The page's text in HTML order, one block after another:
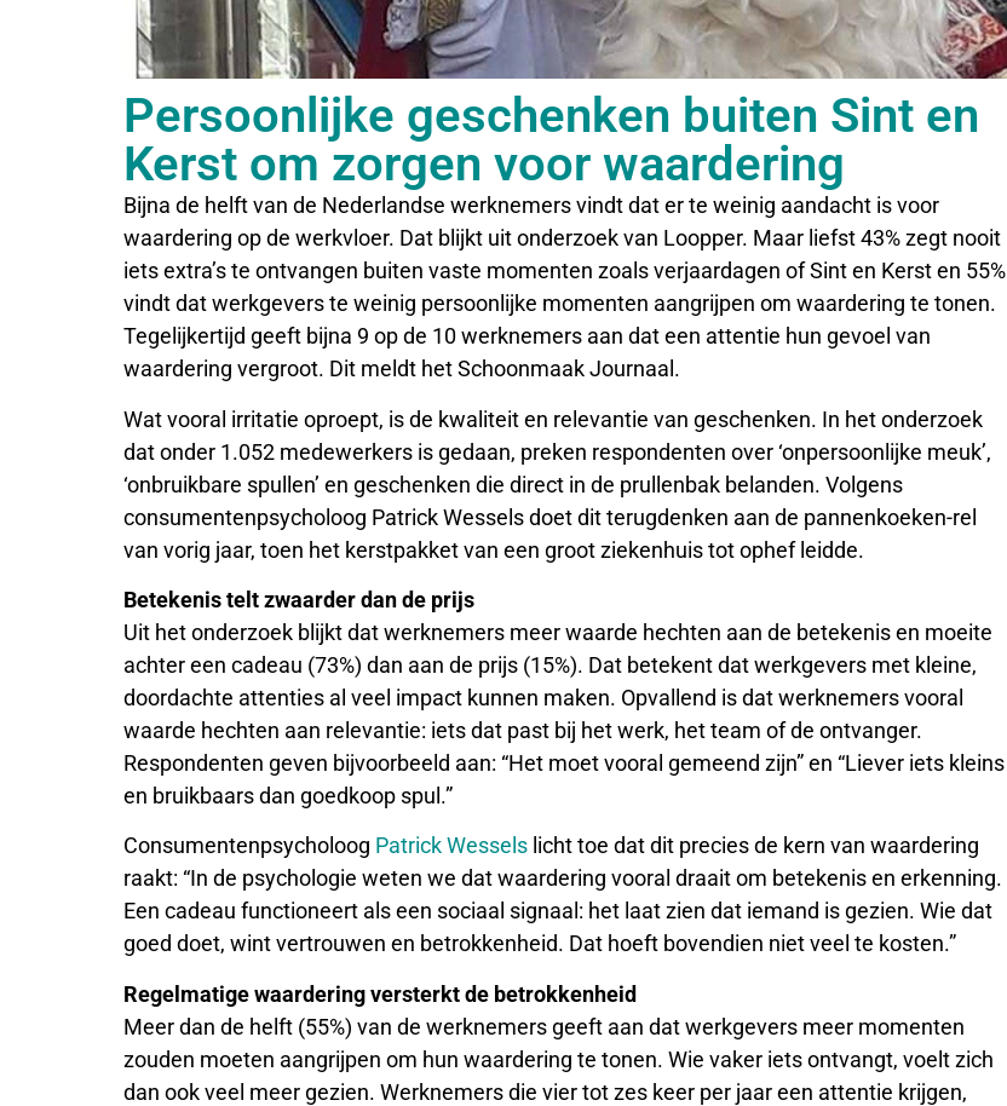
Persoonlijke geschenken buiten Sint en
Kerst om zorgen voor waardering
Bijna de helft van de Nederlandse werknemers vindt dat er te weinig aandacht is voor
waardering op de werkvloer. Dat blijkt uit onderzoek van Loopper. Maar liefst 43% zegt nooit
iets extra’s te ontvangen buiten vaste momenten zoals verjaardagen of Sint en Kerst en 55%
vindt dat werkgevers te weinig persoonlijke momenten aangrijpen om waardering te tonen.
Tegelijkertijd geeft bijna 9 op de 10 werknemers aan dat een attentie hun gevoel van
waardering vergroot. Dit meldt het Schoonmaak Journaal.
Wat vooral irritatie oproept, is de kwaliteit en relevantie van geschenken. In het onderzoek
dat onder 1.052 medewerkers is gedaan, preken respondenten over ‘onpersoonlijke meuk’,
‘onbruikbare spullen’ en geschenken die direct in de prullenbak belanden. Volgens
consumentenpsycholoog Patrick Wessels doet dit terugdenken aan de pannenkoeken-rel
van vorig jaar, toen het kerstpakket van een groot ziekenhuis tot ophef leidde.
Betekenis telt zwaarder dan de prijs
Uit het onderzoek blijkt dat werknemers meer waarde hechten aan de betekenis en moeite
achter een cadeau (73%) dan aan de prijs (15%). Dat betekent dat werkgevers met kleine,
doordachte attenties al veel impact kunnen maken. Opvallend is dat werknemers vooral
waarde hechten aan relevantie: iets dat past bij het werk, het team of de ontvanger.
Respondenten geven bijvoorbeeld aan: “Het moet vooral gemeend zijn” en “Liever iets kleins
en bruikbaars dan goedkoop spul.”
Consumentenpsycholoog Patrick Wessels licht toe dat dit precies de kern van waardering
raakt: “In de psychologie weten we dat waardering vooral draait om betekenis en erkenning.
Een cadeau functioneert als een sociaal signaal: het laat zien dat iemand is gezien. Wie dat
goed doet, wint vertrouwen en betrokkenheid. Dat hoeft bovendien niet veel te kosten.”
Regelmatige waardering versterkt de betrokkenheid
Meer dan de helft (55%) van de werknemers geeft aan dat werkgevers meer momenten
zouden moeten aangrijpen om hun waardering te tonen. Wie vaker iets ontvangt, voelt zich
dan ook veel meer gezien. Werknemers die vier tot zes keer per jaar een attentie krijgen,